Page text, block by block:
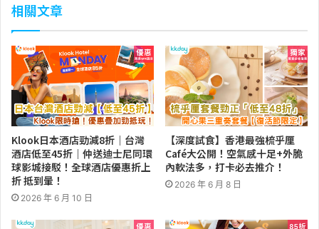
相關文章
Klook日本酒店勁減8折｜台灣
酒店低至45折｜仲送迪士尼同環
球影城接駁！全球酒店優惠折上
折 抵到暈！
2026 年 6 月 10 日
【深度試食】香港最強梳乎厘
Café大公開！空氣感十足+外脆
內軟法多，打卡必去推介！
2026 年 6 月 8 日